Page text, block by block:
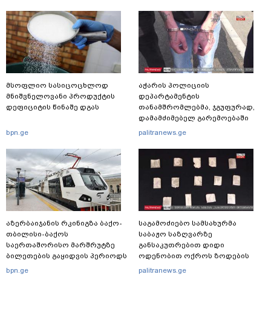
მსოფლიო სასიცოცხლოდ
მნიშვნელოვანი პროდუქტის
დეფიციტის წინაშე დგას
bpn.ge
აზერბაიჯანის რკინიგზა ბაქო-
თბილისი-ბაქოს
საერთაშორისო მარშრუტზე
ბილეთების გაყიდვის პერიოდს
ახანგრძლივებს
bpn.ge
აჭარის პოლიციის
დეპარტამენტის
თანამშრომლებმა, ჯგუფურად,
დამამძიმებელ გარემოებაში
ჩადენილი განზრახ
ცეცხლსასროლი იარაღის
მართლსაწინააღდმეგო შეძენა-
პირი დააკავა
palitranews.ge
საგამოძიებო სამსახურმა
საბაჟო საზღვარზე
განსაკუთრებით დიდი
ოდენობით ოქროს ზოდების
უკანონოდ გადმოტანის ფაქტზე
palitranews.ge